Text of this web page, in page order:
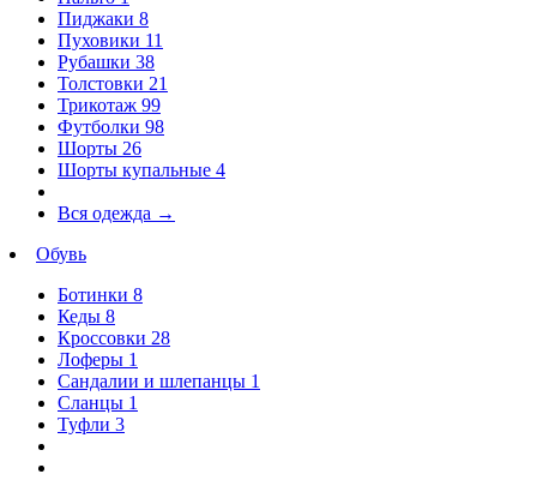
Пиджаки 8
Пуховики 11
Рубашки 38
Толстовки 21
Трикотаж 99
Футболки 98
Шорты 26
Шорты купальные 4
Вся одежда →
Обувь
Ботинки 8
Кеды 8
Кроссовки 28
Лоферы 1
Сандалии и шлепанцы 1
Сланцы 1
Туфли 3